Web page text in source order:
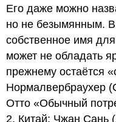
Его даже можно
но не безымянным. В
собственное имя
может не обладать
прежнему остаётся
Нормалвербраухер
Отто «Обычный
2. Китай: Чжан Сань